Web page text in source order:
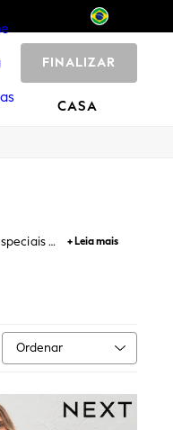
FINALIZAR
CASA
e
+ Leia mais
Ordenar